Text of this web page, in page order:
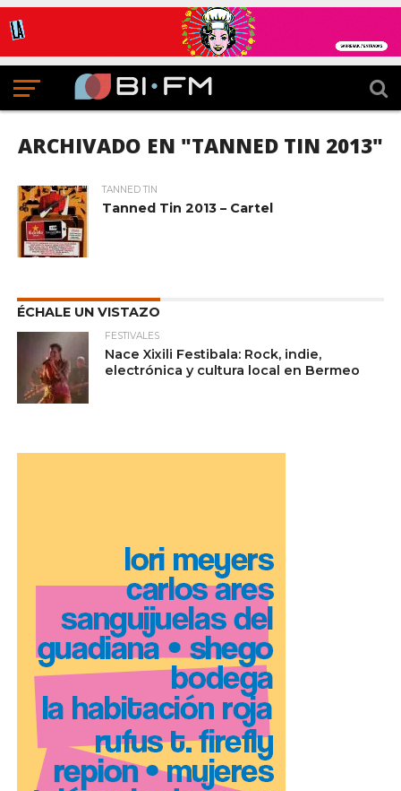
ARCHIVADO EN "TANNED TIN 2013"
TANNED TIN
Tanned Tin 2013 – Cartel
ÉCHALE UN VISTAZO
FESTIVALES
Nace Xixili Festibala: Rock, indie,
electrónica y cultura local en Bermeo